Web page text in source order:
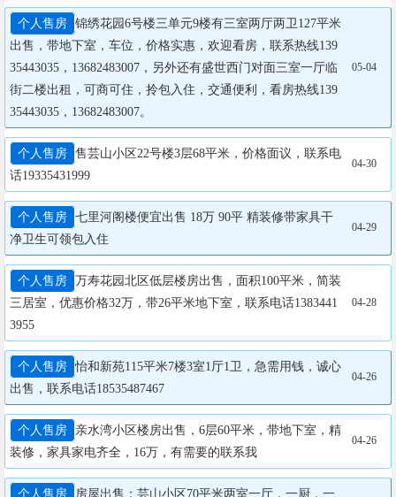
个人售房 锦绣花园6号楼三单元9楼有三室两厅两卫127平米
出售，带地下室，车位，价格实惠，欢迎看房，联系热线139
35443035，13682483007，另外还有盛世西门对面三室一厅临
街二楼出租，可商可住，拎包入住，交通便利，看房热线139
35443035，13682483007。
05-04
个人售房 售芸山小区22号楼3层68平米，价格面议，联系电
话19335431999
04-30
个人售房 七里河阁楼便宜出售 18万 90平 精装修带家具干
净卫生可领包入住
04-29
个人售房 万寿花园北区低层楼房出售，面积100平米，简装
三居室，优惠价格32万，带26平米地下室，联系电话1383441
3955
04-28
个人售房 怡和新苑115平米7楼3室1厅1卫，急需用钱，诚心
出售，联系电话18535487467
04-26
个人售房
亲水湾小区楼房出售，6层60平米，带地下室，精
装修，家具家电齐全，16万，有需要的联系我
04-26
个人售房
房屋出售：芸山小区70平米两室一厅，一厨，一